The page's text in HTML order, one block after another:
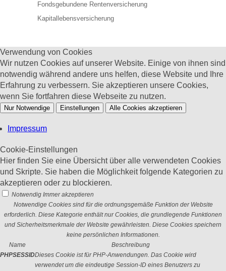
Fondsgebundene Rentenversicherung
Kapitallebensversicherung
Verwendung von Cookies
Wir nutzen Cookies auf unserer Website. Einige von ihnen sind
notwendig während andere uns helfen, diese Website und Ihre
Erfahrung zu verbessern. Sie akzeptieren unsere Cookies,
wenn Sie fortfahren diese Webseite zu nutzen.
Nur Notwendige Einstellungen Alle Cookies akzeptieren
Impressum
Cookie-Einstellungen
Hier finden Sie eine Übersicht über alle verwendeten Cookies
und Skripte. Sie haben die Möglichkeit folgende Kategorien zu
akzeptieren oder zu blockieren.
Notwendig Immer akzeptieren
Notwendige Cookies sind für die ordnungsgemäße Funktion der Website
erforderlich. Diese Kategorie enthält nur Cookies, die grundlegende Funktionen
und Sicherheitsmerkmale der Website gewährleisten. Diese Cookies speichern
keine persönlichen Informationen.
Name
Beschreibung
PHPSESSIDDieses Cookie ist für PHP-Anwendungen. Das Cookie wird
verwendet um die eindeutige Session-ID eines Benutzers zu